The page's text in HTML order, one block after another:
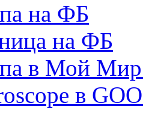
на ФБ
на ФБ
в Мой
в